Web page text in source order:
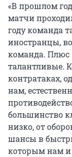
«В прошлом
матчи
году команда
иностранцы,
команда.
талантливые.
контратаках,
нам,
большинство
низко, от
шансы в
которым нам и